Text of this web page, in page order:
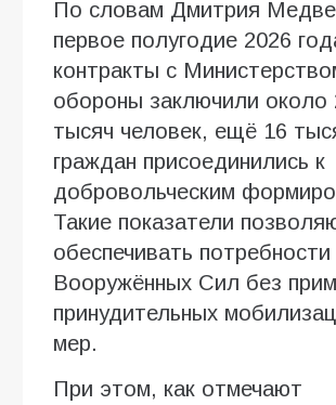
По словам Дмитрия
первое полугодие 2026
контракты с
обороны заключили около
тысяч человек, ещё 16
граждан присоединились к
добровольческим
Такие показатели
обеспечивать потребности
Вооружённых Сил без
принудительных
мер.
При этом, как отмечают